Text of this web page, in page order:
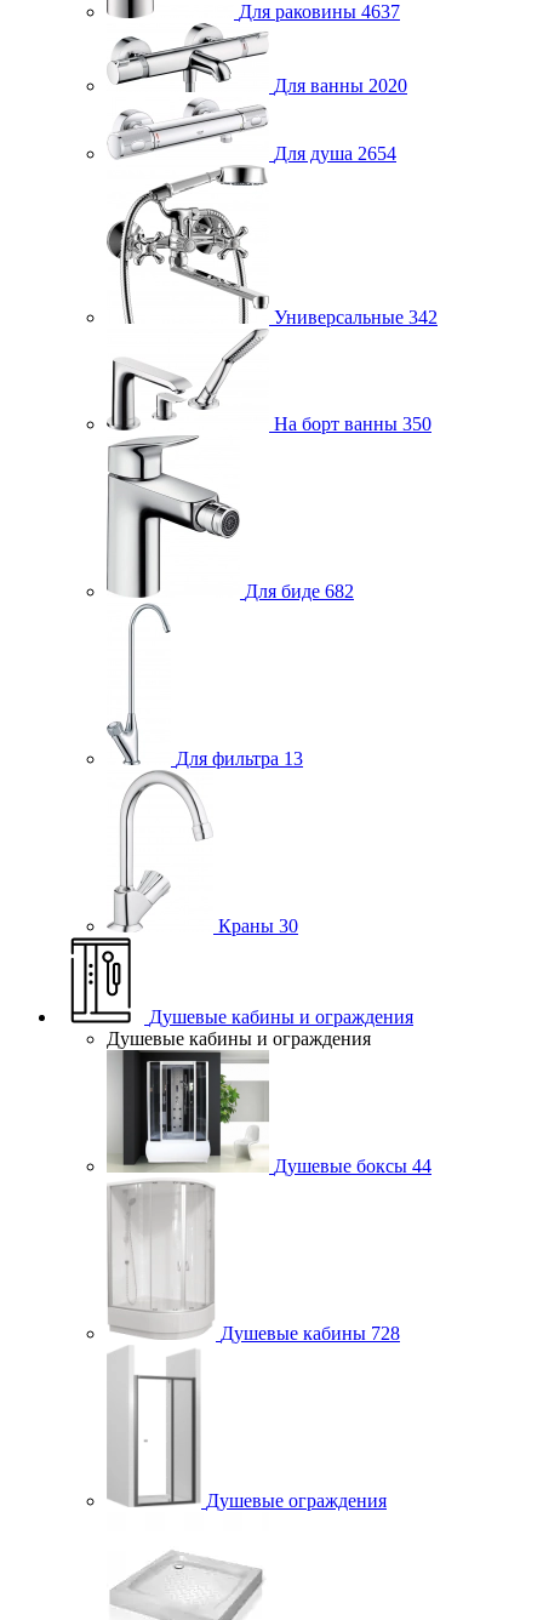
Для раковины 4637
Для ванны 2020
Для душа 2654
Универсальные 342
На борт ванны 350
Для биде 682
Для фильтра 13
Краны 30
Душевые кабины и ограждения
Душевые кабины и ограждения
Душевые боксы 44
Душевые кабины 728
Душевые ограждения